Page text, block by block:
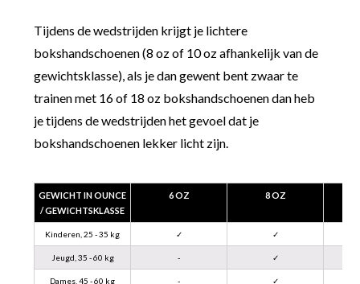
Tijdens de wedstrijden krijgt je lichtere
bokshandschoenen (8 oz of 10 oz afhankelijk van de
gewichtsklasse), als je dan gewent bent zwaar te
trainen met 16 of 18 oz bokshandschoenen dan heb
je tijdens de wedstrijden het gevoel dat je
bokshandschoenen lekker licht zijn.
GEWICHT IN OUNCE
/ GEWICHTSKLASSE
6 OZ 8 OZ
Kinderen, 25 - 35 kg ✓ ✓
Jeugd, 35 - 60 kg - ✓
Dames, 45 - 60 kg - ✓